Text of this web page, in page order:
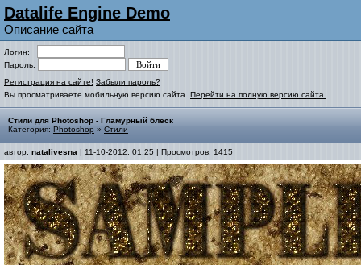
Datalife Engine Demo
Описание сайта
Логин:
Пароль:
Регистрация на сайте! Забыли пароль?
Вы просматриваете мобильную версию сайта. Перейти на полную версию сайта.
Стили для Photoshop - Гламурный блеск
Категория: Photoshop » Стили
автор: natalivesna | 11-10-2012, 01:25 | Просмотров: 1415